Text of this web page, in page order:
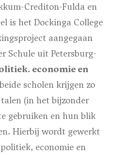
Crediton-Fulda en
is het Dockinga College
aangegaan
Schule uit Petersburg-
economie en
scholen krijgen zo
(in het bijzonder
gebruiken en hun blik
Hierbij wordt gewerkt
economie en